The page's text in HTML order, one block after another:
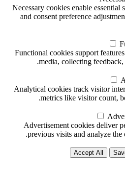
Necessary cookies enable essential
and consent preference
Functional cookies support
media, collecting
Analytical cookies track visitor
metrics like visitor count,
Advertisement cookies deliver
previous visits and analyze the
Accept All